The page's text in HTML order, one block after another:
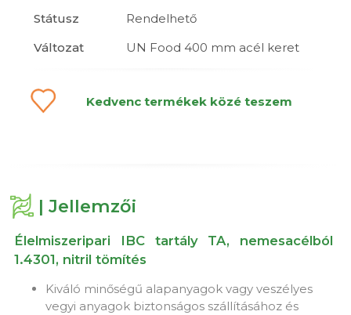
Státusz
Rendelhető
Változat
UN Food 400 mm acél keret
Kedvenc termékek közé teszem
| Jellemzői
Élelmiszeripari IBC tartály TA, nemesacélból
1.4301, nitril tömítés
Kiváló minőségű alapanyagok vagy veszélyes
vegyi anyagok biztonságos szállításához és